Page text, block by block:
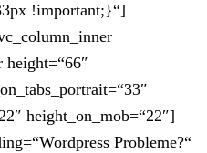
!important;}“]
height=“66″
height_on_mob=“22″]
Probleme?“